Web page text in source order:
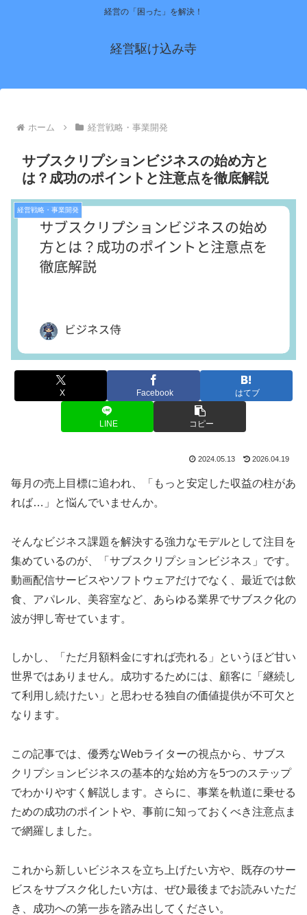
経営の「困った」を解決！
経営駆け込み寺
ホーム 経営戦略・事業開発
サブスクリプションビジネスの始め方と
は？成功のポイントと注意点を徹底解説
経営戦略・事業開発
X Facebook はてブ
LINE コピー
2024.05.13 2026.04.19
毎月の売上目標に追われ、「もっと安定した収益の柱があ
れば…」と悩んでいませんか。
そんなビジネス課題を解決する強力なモデルとして注目を
集めているのが、「サブスクリプションビジネス」です。
動画配信サービスやソフトウェアだけでなく、最近では飲
食、アパレル、美容室など、あらゆる業界でサブスク化の
波が押し寄せています。
しかし、「ただ月額料金にすれば売れる」というほど甘い
世界ではありません。成功するためには、顧客に「継続し
て利用し続けたい」と思わせる独自の価値提供が不可欠と
なります。
この記事では、優秀なWebライターの視点から、サブス
クリプションビジネスの基本的な始め方を5つのステップ
でわかりやすく解説します。さらに、事業を軌道に乗せる
ための成功のポイントや、事前に知っておくべき注意点ま
で網羅しました。
これから新しいビジネスを立ち上げたい方や、既存のサー
ビスをサブスク化したい方は、ぜひ最後までお読みいただ
き、成功への第一歩を踏み出してください。